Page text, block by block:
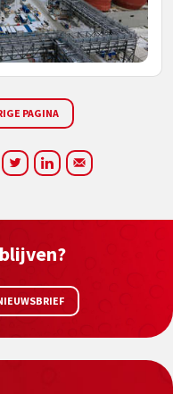
PAGINA